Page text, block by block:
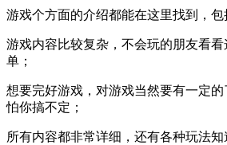
游戏个方面的介绍都能在这里找到，包
游戏内容比较复杂，不会玩的朋友看
单；
想要完好游戏，对游戏当然要有一定
怕你搞不定；
所有内容都非常详细，还有各种玩法